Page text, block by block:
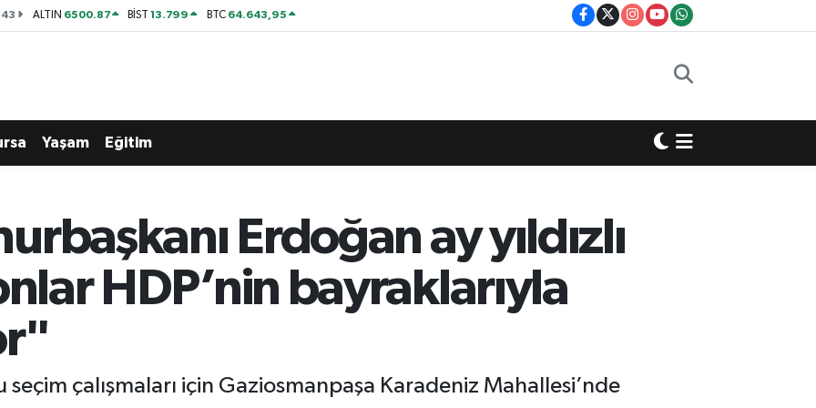
ALTIN 6500.87 BİST13.799 BTC 64.643,95
Yaşam Eğitim
Erdoğan ay yıldızlı
HDP’nin bayraklarıyla
seçim çalışmaları için Gaziosmanpaşa Karadeniz Mahallesi’nde